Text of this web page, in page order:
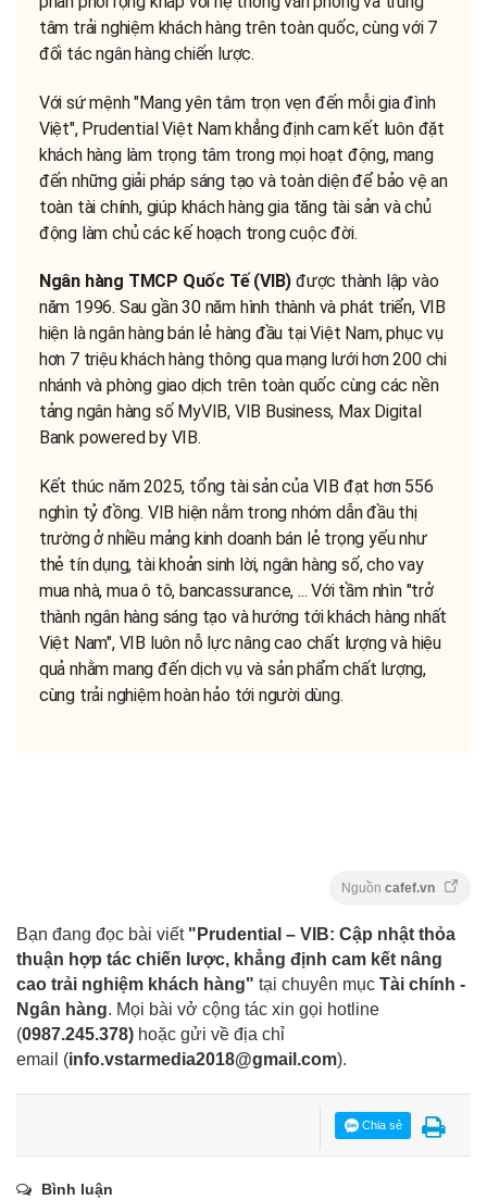
tâm trải nghiệm khách hàng trên toàn quốc, cùng với 7
đối tác ngân hàng chiến lược.
Với sứ mệnh "Mang yên tâm trọn vẹn đến mỗi gia đình
Việt", Prudential Việt Nam khẳng định cam kết luôn đặt
khách hàng làm trọng tâm trong mọi hoạt động, mang
đến những giải pháp sáng tạo và toàn diện để bảo vệ an
toàn tài chính, giúp khách hàng gia tăng tài sản và chủ
động làm chủ các kế hoạch trong cuộc đời.
Ngân hàng TMCP Quốc Tế (VIB) được thành lập vào
năm 1996. Sau gần 30 năm hình thành và phát triển, VIB
hiện là ngân hàng bán lẻ hàng đầu tại Việt Nam, phục vụ
hơn 7 triệu khách hàng thông qua mạng lưới hơn 200 chi
nhánh và phòng giao dịch trên toàn quốc cùng các nền
tảng ngân hàng số MyVIB, VIB Business, Max Digital
Bank powered by VIB.
Kết thúc năm 2025, tổng tài sản của VIB đạt hơn 556
nghìn tỷ đồng. VIB hiện nằm trong nhóm dẫn đầu thị
trường ở nhiều mảng kinh doanh bán lẻ trọng yếu như
thẻ tín dụng, tài khoản sinh lời, ngân hàng số, cho vay
mua nhà, mua ô tô, bancassurance, ... Với tầm nhìn "trở
thành ngân hàng sáng tạo và hướng tới khách hàng nhất
Việt Nam", VIB luôn nỗ lực nâng cao chất lượng và hiệu
quả nhằm mang đến dịch vụ và sản phẩm chất lượng,
cùng trải nghiệm hoàn hảo tới người dùng.
Nguồn cafef.vn
Bạn đang đọc bài viết "Prudential – VIB: Cập nhật thỏa
thuận hợp tác chiến lược, khẳng định cam kết nâng
cao trải nghiệm khách hàng" tại chuyên mục Tài chính -
Ngân hàng. Mọi bài vở cộng tác xin gọi hotline
(0987.245.378) hoặc gửi về địa chỉ
email (info.vstarmedia2018@gmail.com).
Chia sẻ
Bình luận